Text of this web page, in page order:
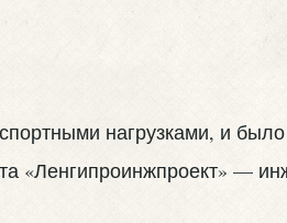
нагрузками, и
«Ленгипроинжпроект» —